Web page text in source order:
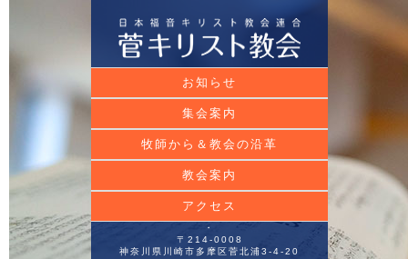
お知らせ
集会案内
牧師から＆教会の沿革
教会案内
アクセス
・
〒214-0008
神奈川県川崎市多摩区菅北浦3-4-20